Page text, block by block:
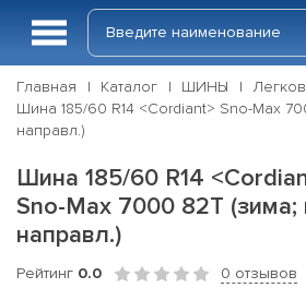
Главная Каталог ШИНЫ
Шина 185/60 R14 <Cordiant> Sno-Max
направл.)
Шина 185/60 R14
Sno-Max 7000 82T (зима;
направл.)
Рейтинг 0.0 0 отзывов